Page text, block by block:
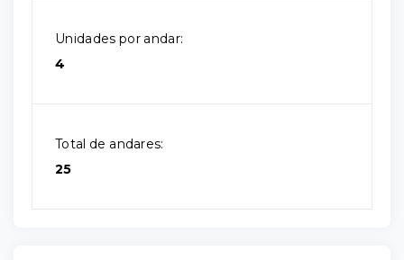
Unidades por andar:
4
Total de andares:
25